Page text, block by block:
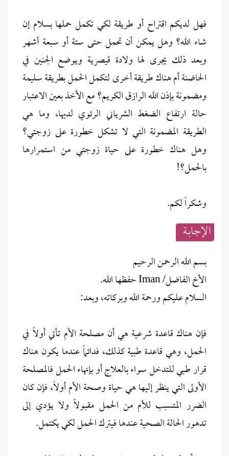
فهل لديكم اقتراح أو طريقة لكي تكمل حملها بسلام إن
شاء الله؟ وهل يمكن أن تحمل حتى ستة أو سبعة أشهر
وبعد ذلك يجرى لها ولادة قيصرية ويوضع الجنين في
الحاضنة أم هناك طريقة أخرى لتكمل الحمل بطريقة سليمة
ومضمونة بإذن الله الرازق الكريم؟ مع الأخذ بعين الاعتبار
حالة ارتفاع الضغط الشرياني الرئوي لديها، وما هي
الطريقة المضمونة التي لا تشكل خطورة على زوجتي؟
وهل هناك خطورة على حياة زوجتي من استمرارها
بالحمل؟!
وشكراً لكم.
الإجابــة
بسم الله الرحمن الرحيم
الأخ الفاضل/ Iman حفظها الله.
السلام عليكم ورحمة الله وبركاته، وبعد:
فإن هناك قاعدة شرعية هي أن مصلحة الأم تأتي أولاً في
الحمل، وهي قاعدة طبية كذلك، فدائماً عندما يكون هناك
قرار طبي للتدخل سواء بالعلاج أو بإنهاء الحمل فالمصلحة
الأولى التي ينظر إليها هي حياة وصحة الأم أولاً، فإن كان
الضرر المتسبب للأم من الحمل مقبولاً ولا يؤدي إلى
تدهور الحالة الصحية عندها فيترك الحمل لكي يكتمل.